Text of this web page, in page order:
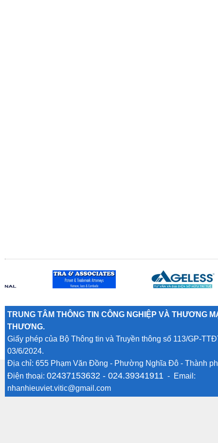
TRUNG TÂM THÔNG TIN CÔNG NGHIỆP VÀ THƯƠNG
THƯƠNG.
Giấy phép của Bộ Thông tin và Truyền thông số 113/GP-
03/6/2024.
Địa chỉ: 655 Phạm Văn Đồng - Phường Nghĩa Đô - Thành
Điện thoại: 02437153632 - 024.39341911 - Email:
nhanhieuviet.vitic@gmail.com